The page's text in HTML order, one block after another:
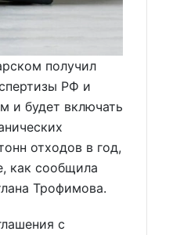
получил
РФ и
и будет включать
отходов в год,
как сообщила
Трофимова.
с